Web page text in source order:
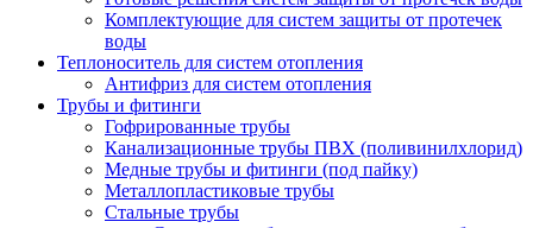
Комплектующие для систем защиты от протечек
воды
Теплоноситель для систем отопления
Антифриз для систем отопления
Трубы и фитинги
Гофрированные трубы
Канализационные трубы ПВХ (поливинилхлорид)
Медные трубы и фитинги (под пайку)
Металлопластиковые трубы
Стальные трубы